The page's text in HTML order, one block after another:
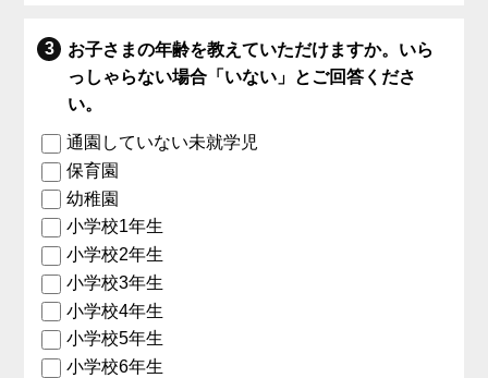
お子さまの年齢を教えていただけますか。いら
っしゃらない場合「いない」とご回答くださ
い。
通園していない未就学児
保育園
幼稚園
小学校1年生
小学校2年生
小学校3年生
小学校4年生
小学校5年生
小学校6年生